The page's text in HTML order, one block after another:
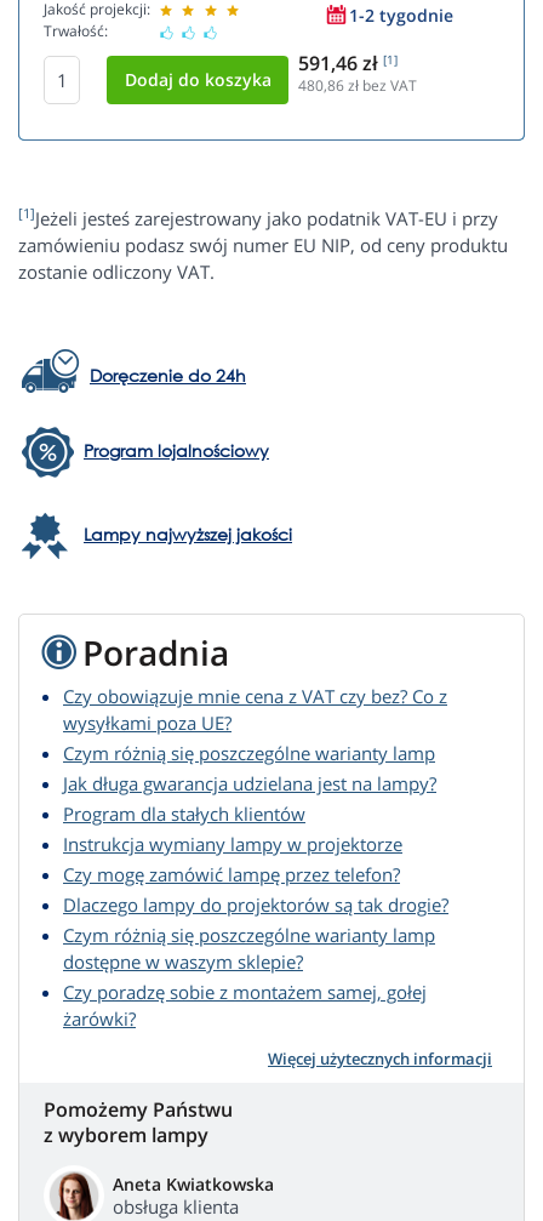
Jakość projekcji:
Trwałość:
1-2 tygodnie
591,46 zł [1]
480,86zł bez VAT
[1]Jeżeli jesteś zarejestrowany jako podatnik VAT-EU i przy
zamówieniu podasz swój numer EU NIP, od ceny produktu
zostanie odliczony VAT.
Doręczenie do 24h
Program lojalnościowy
Lampy najwyższej jakości
Poradnia
Czy obowiązuje mnie cena z VAT czy bez? Co z
wysyłkami poza UE?
Czym różnią się poszczególne warianty lamp
Jak długa gwarancja udzielana jest na lampy?
Program dla stałych klientów
Instrukcja wymiany lampy w projektorze
Czy mogę zamówić lampę przez telefon?
Dlaczego lampy do projektorów są tak drogie?
Czym różnią się poszczególne warianty lamp
dostępne w waszym sklepie?
Czy poradzę sobie z montażem samej, gołej
żarówki?
Więcej użytecznych informacji
Pomożemy Państwu
z wyborem lampy
Aneta Kwiatkowska
obsługa klienta